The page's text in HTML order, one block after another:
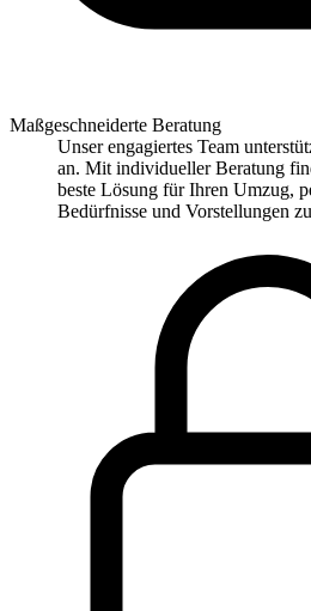
Maßgeschneiderte Beratung
Unser engagiertes Team
an. Mit individueller Beratung
beste Lösung für Ihren Umzug,
Bedürfnisse und Vorstellungen